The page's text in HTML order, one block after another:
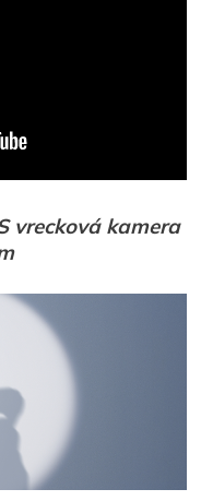
vrecková kamera